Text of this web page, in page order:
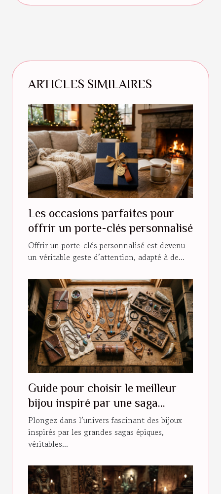
ARTICLES SIMILAIRES
Les occasions parfaites pour
offrir un porte-clés personnalisé
Offrir un porte-clés personnalisé est devenu
un véritable geste d’attention, adapté à de...
Guide pour choisir le meilleur
bijou inspiré par une saga
épique
Plongez dans l’univers fascinant des bijoux
inspirés par les grandes sagas épiques,
véritables...